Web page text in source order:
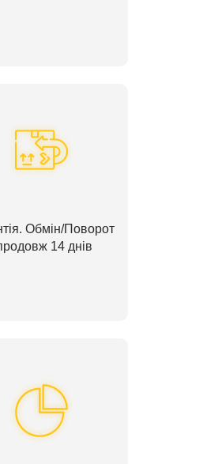
Обмін/Поворот
14 днів